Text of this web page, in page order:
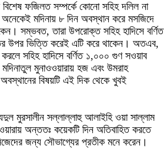
ফজিলত সম্পর্কে কোনো সহিহ দলিল না
অনেকেই মদিনায় ৮ দিন অবস্থান করে মসজিদে
সম্ভবত, তারা উপরোক্ত সহিহ হাদিসে বর্ণিত
উপর ভিত্তি করেই এটি করে থাকেন। অতএব,
সহিহ হাদিসে বর্ণিত ১,০০০ গুণ সওয়াব
মুনাওওয়ারায় হজ এবং উমরাহ
বিষয়টি এই দিক থেকে খুবই
মুরসালীন সল্লাল্লাহু আলাইহি ওয়া সাল্লাম
অন্ততঃ কয়েকটি দিন অতিবাহিত করতে
জন্য সৌভাগ্যের প্রতীক মনে করেন।